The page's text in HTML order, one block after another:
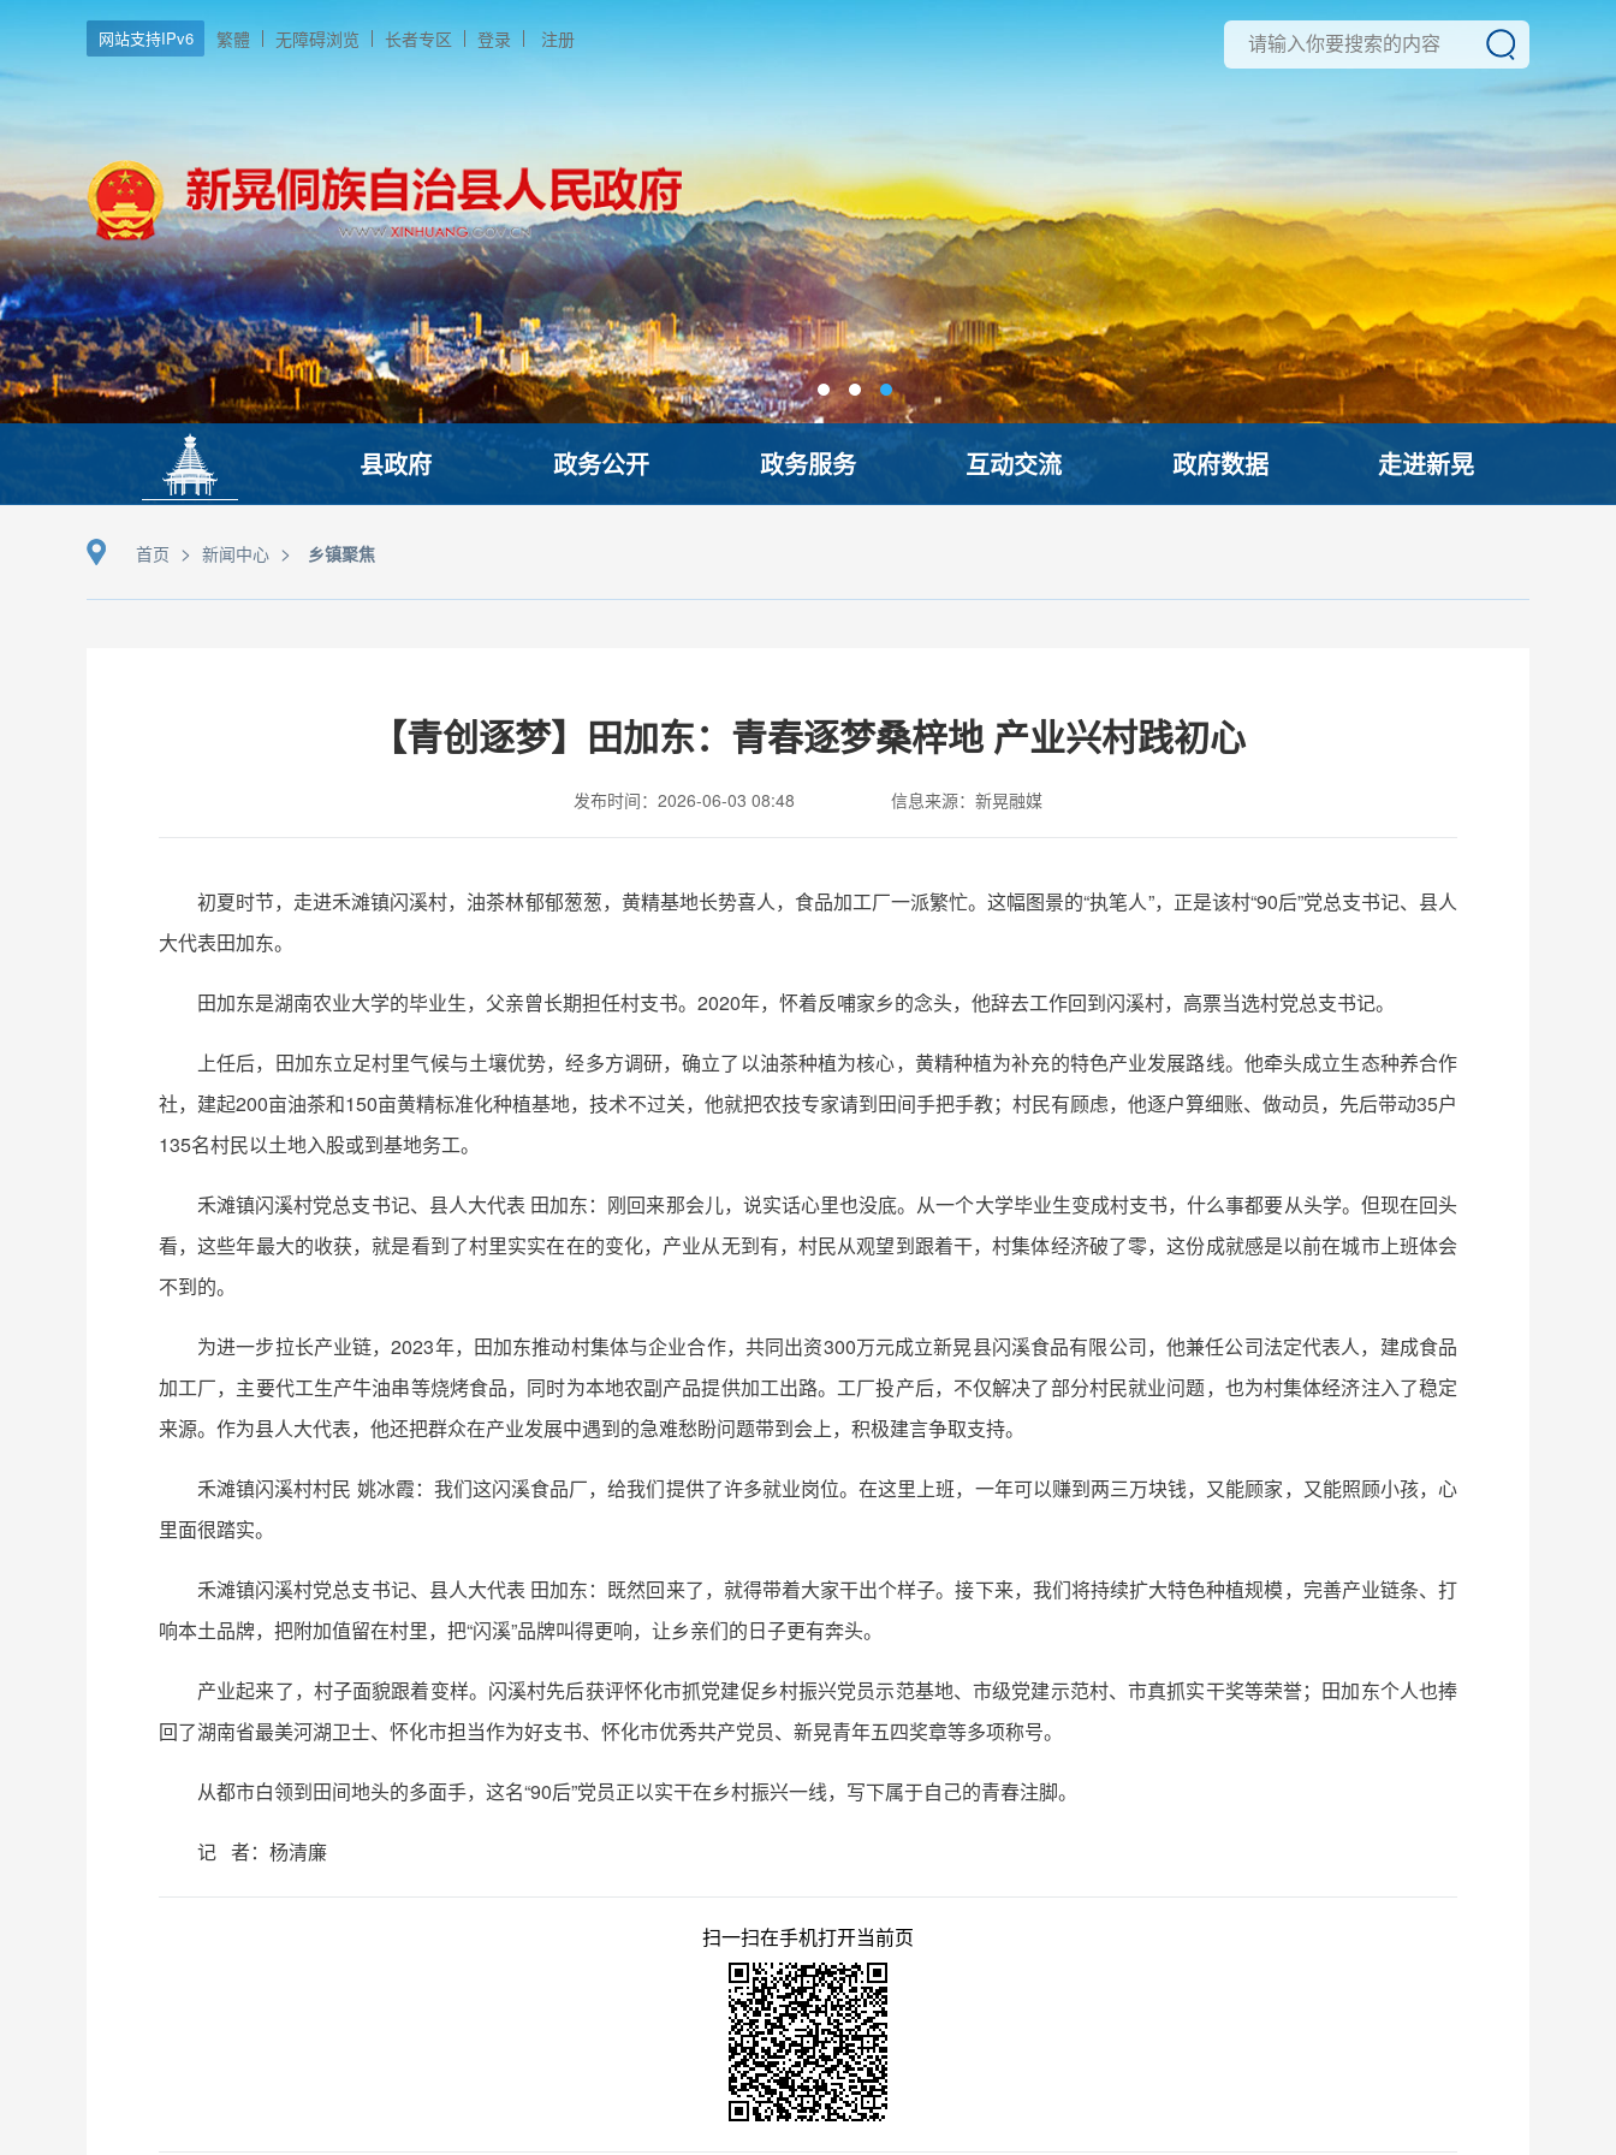
网站支持IPv6 繁體 无障碍浏览 长者专区 登录 注册
县政府 政务公开 政务服务 互动交流 政府数据 走进新晃
首页 > 新闻中心 > 乡镇聚焦
【青创逐梦】田加东：青春逐梦桑梓地 产业兴村践初心
发布时间：2026-06-03 08:48 信息来源：新晃融媒
初夏时节，走进禾滩镇闪溪村，油茶林郁郁葱葱，黄精基地长势喜人，食品加工厂一派繁忙。这幅图景的“执笔人”，正是该村“90后”党总支书记、县人
大代表田加东。
田加东是湖南农业大学的毕业生，父亲曾长期担任村支书。2020年，怀着反哺家乡的念头，他辞去工作回到闪溪村，高票当选村党总支书记。
上任后，田加东立足村里气候与土壤优势，经多方调研，确立了以油茶种植为核心，黄精种植为补充的特色产业发展路线。他牵头成立生态种养合作
社，建起200亩油茶和150亩黄精标准化种植基地，技术不过关，他就把农技专家请到田间手把手教；村民有顾虑，他逐户算细账、做动员，先后带动35户
135名村民以土地入股或到基地务工。
禾滩镇闪溪村党总支书记、县人大代表 田加东：刚回来那会儿，说实话心里也没底。从一个大学毕业生变成村支书，什么事都要从头学。但现在回头
看，这些年最大的收获，就是看到了村里实实在在的变化，产业从无到有，村民从观望到跟着干，村集体经济破了零，这份成就感是以前在城市上班体会
不到的。
为进一步拉长产业链，2023年，田加东推动村集体与企业合作，共同出资300万元成立新晃县闪溪食品有限公司，他兼任公司法定代表人，建成食品
加工厂，主要代工生产牛油串等烧烤食品，同时为本地农副产品提供加工出路。工厂投产后，不仅解决了部分村民就业问题，也为村集体经济注入了稳定
来源。作为县人大代表，他还把群众在产业发展中遇到的急难愁盼问题带到会上，积极建言争取支持。
禾滩镇闪溪村村民 姚冰霞：我们这闪溪食品厂，给我们提供了许多就业岗位。在这里上班，一年可以赚到两三万块钱，又能顾家，又能照顾小孩，心
里面很踏实。
禾滩镇闪溪村党总支书记、县人大代表 田加东：既然回来了，就得带着大家干出个样子。接下来，我们将持续扩大特色种植规模，完善产业链条、打
响本土品牌，把附加值留在村里，把“闪溪”品牌叫得更响，让乡亲们的日子更有奔头。
产业起来了，村子面貌跟着变样。闪溪村先后获评怀化市抓党建促乡村振兴党员示范基地、市级党建示范村、市真抓实干奖等荣誉；田加东个人也捧
回了湖南省最美河湖卫士、怀化市担当作为好支书、怀化市优秀共产党员、新晃青年五四奖章等多项称号。
从都市白领到田间地头的多面手，这名“90后”党员正以实干在乡村振兴一线，写下属于自己的青春注脚。
记 者：杨清廉
扫一扫在手机打开当前页